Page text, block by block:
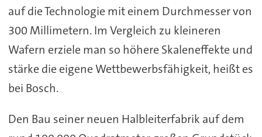
auf die Technologie mit einem Durchmesser von
300 Millimetern. Im Vergleich zu kleineren
Wafern erziele man so höhere Skaleneffekte und
stärke die eigene Wettbewerbsfähigkeit, heißt es
bei Bosch.
Den Bau seiner neuen Halbleiterfabrik auf dem